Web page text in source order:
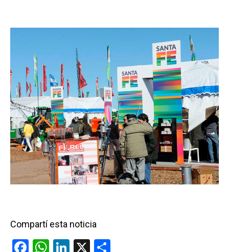
Compartí esta noticia
F
W Li
X